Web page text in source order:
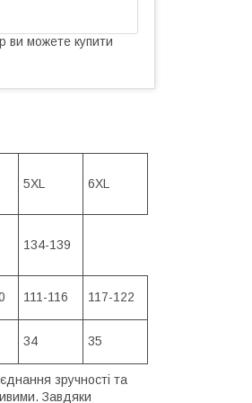
ви можете купити
5XL 6XL
134-139
111-116 117-122
34 35
зручності та
Завдяки